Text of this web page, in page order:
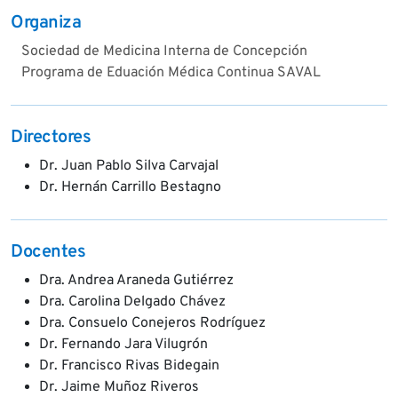
Organiza
Sociedad de Medicina Interna de Concepción
Programa de Eduación Médica Continua SAVAL
Directores
Dr. Juan Pablo Silva Carvajal
Dr. Hernán Carrillo Bestagno
Docentes
Dra. Andrea Araneda Gutiérrez
Dra. Carolina Delgado Chávez
Dra. Consuelo Conejeros Rodríguez
Dr. Fernando Jara Vilugrón
Dr. Francisco Rivas Bidegain
Dr. Jaime Muñoz Riveros